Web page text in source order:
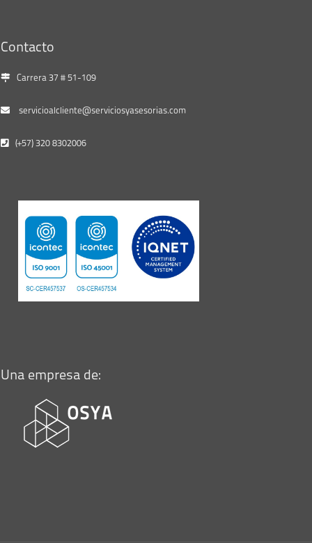
Contacto
Carrera 37 # 51-109
servicioalcliente@serviciosyasesorias.com
(+57) 320 8302006
Una empresa de: